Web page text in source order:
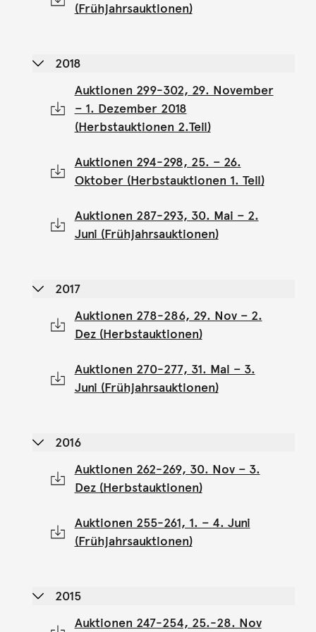
(Frühjahrsauktionen)
2018
Auktionen 299-302, 29. November
– 1. Dezember 2018
(Herbstauktionen 2.Teil)
Auktionen 294-298, 25. – 26.
Oktober (Herbstauktionen 1. Teil)
Auktionen 287-293, 30. Mai – 2.
Juni (Frühjahrsauktionen)
2017
Auktionen 278-286, 29. Nov – 2.
Dez (Herbstauktionen)
Auktionen 270-277, 31. Mai – 3.
Juni (Frühjahrsauktionen)
2016
Auktionen 262-269, 30. Nov – 3.
Dez (Herbstauktionen)
Auktionen 255-261, 1. – 4. Juni
(Frühjahrsauktionen)
2015
Auktionen 247-254, 25.-28. Nov